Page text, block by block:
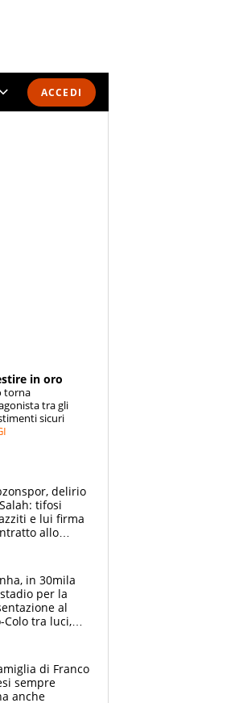
ACCEDI
in oro
torna
tra gli
sicuri
delirio
tifosi
e lui firma
allo
in 30mila
per la
al
Colo tra luci,
di Franco
sempre
anche